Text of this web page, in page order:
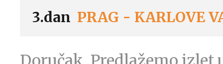
3.dan PRAG - KARLOVE